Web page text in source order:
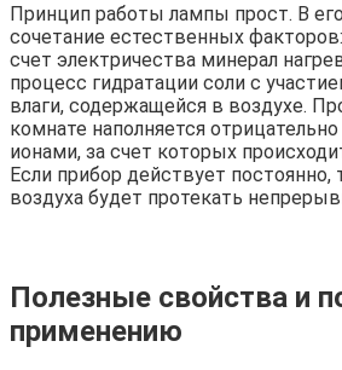
Принцип работы лампы прост. В
сочетание естественных
счет электричества минерал
процесс гидратации соли с
влаги, содержащейся в воздухе.
комнате наполняется
ионами, за счет которых
Если прибор действует постоянно,
воздуха будет протекать
Полезные свойства и
применению